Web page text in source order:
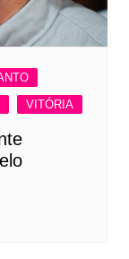
VITÓRIA